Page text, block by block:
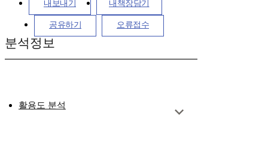
내보내기 내책장담기
공유하기 오류접수
분석정보
활용도 분석